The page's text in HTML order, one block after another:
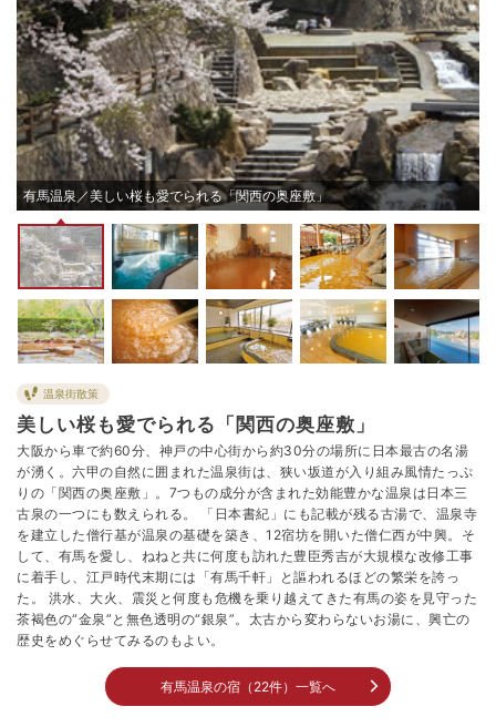
有馬温泉／美しい桜も愛でられる「関西の奥座敷」
温泉街散策
美しい桜も愛でられる「関西の奥座敷」
大阪から車で約60分、神戸の中心街から約30分の場所に日本最古の名湯
が湧く。六甲の自然に囲まれた温泉街は、狭い坂道が入り組み風情たっぷ
りの「関西の奥座敷」。7つもの成分が含まれた効能豊かな温泉は日本三
古泉の一つにも数えられる。 「日本書紀」にも記載が残る古湯で、温泉寺
を建立した僧行基が温泉の基礎を築き、12宿坊を開いた僧仁西が中興。そ
して、有馬を愛し、ねねと共に何度も訪れた豊臣秀吉が大規模な改修工事
に着手し、江戸時代末期には「有馬千軒」と謳われるほどの繁栄を誇っ
た。 洪水、大火、震災と何度も危機を乗り越えてきた有馬の姿を見守った
茶褐色の“金泉”と無色透明の“銀泉”。太古から変わらないお湯に、興亡の
歴史をめぐらせてみるのもよい。
有馬温泉の宿（22件）一覧へ